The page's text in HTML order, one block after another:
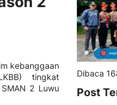
kebanggaan
tingkat
2 Luwu
Dibaca
Post